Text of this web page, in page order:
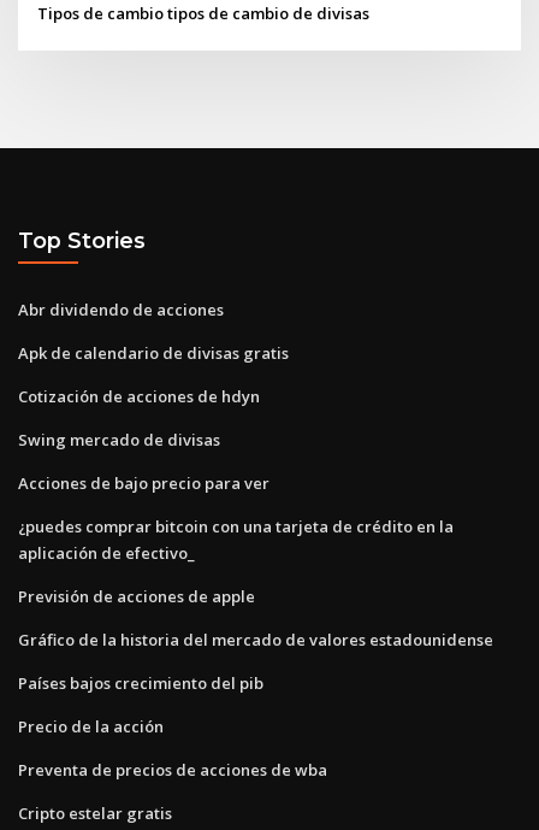
Tipos de cambio tipos de cambio de divisas
Top Stories
Abr dividendo de acciones
Apk de calendario de divisas gratis
Cotización de acciones de hdyn
Swing mercado de divisas
Acciones de bajo precio para ver
¿puedes comprar bitcoin con una tarjeta de crédito en la
aplicación de efectivo_
Previsión de acciones de apple
Gráfico de la historia del mercado de valores estadounidense
Países bajos crecimiento del pib
Precio de la acción
Preventa de precios de acciones de wba
Cripto estelar gratis